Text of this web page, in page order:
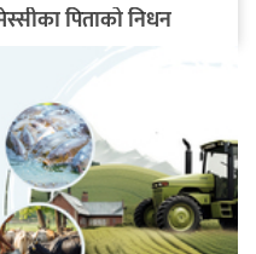
पिताको निधन